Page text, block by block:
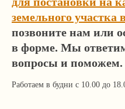
земельного участка
позвоните нам или
в форме. Мы
вопросы и поможем.
Работаем в будни с 10.00 до
14, стр. 1, этаж 2
Работаем в будни с 10.00
московскому времени.